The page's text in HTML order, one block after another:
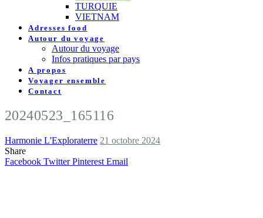
TURQUIE
VIETNAM
Adresses food
Autour du voyage
Autour du voyage
Infos pratiques par pays
A propos
Voyager ensemble
Contact
20240523_165116
Harmonie L'Exploraterre 21 octobre 2024
Share
Facebook Twitter Pinterest Email